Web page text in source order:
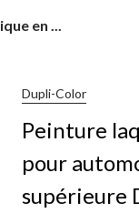
en ...
Dupli-Color
Peinture
pour
supérieure